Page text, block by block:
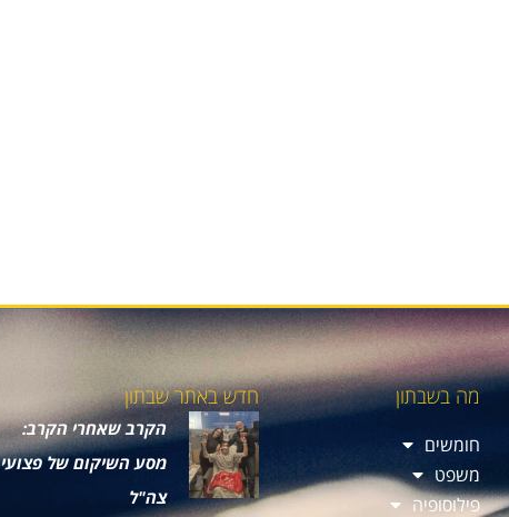
מה בשבתון
חומשים
משפט
פילוסופיה
חדש באתר שבתון
הקרב שאחרי הקרב:
מסע השיקום של פצועי
צה"ל